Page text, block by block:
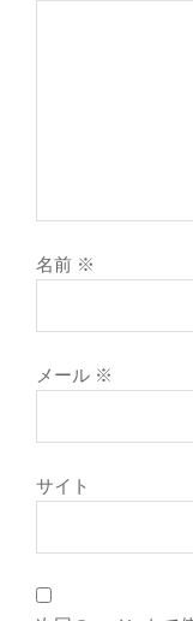
名前 ※
メール ※
サイト